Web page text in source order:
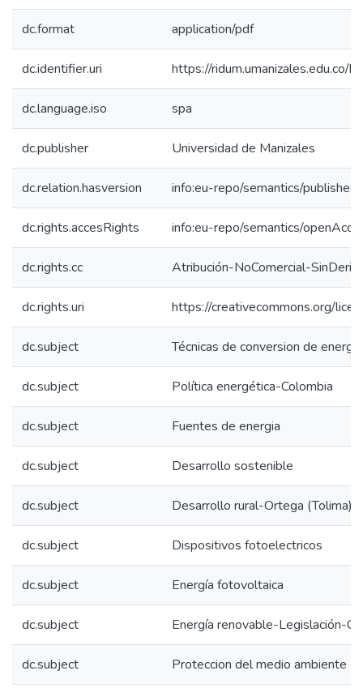
dc.format application/pdf
dc.identifier.uri https://
dc.language.iso spa
dc.publisher Universidad de Manizales
dc.relation.hasversion info:eu-repo/semantics/
dc.rights.accesRights info:eu-repo/semantics/
dc.rights.cc Atribución-NoComercial-
dc.rights.uri https://creativecommons.org/
dc.subject Técnicas de conversion de energia
dc.subject Política energética-Colombia
dc.subject Fuentes de energia
dc.subject Desarrollo sostenible
dc.subject Desarrollo rural-Ortega (Tolima)
dc.subject Dispositivos fotoelectricos
dc.subject Energía fotovoltaica
dc.subject Energía renovable-Legislación-
dc.subject Proteccion del medio ambiente